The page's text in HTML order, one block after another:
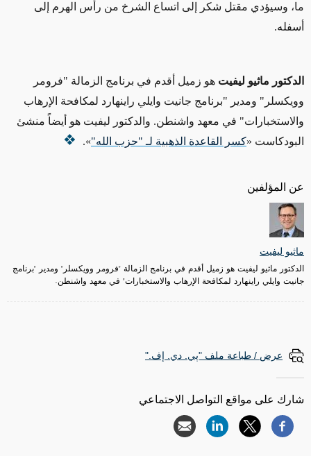
عن المؤلفين
ماثيو ليفيت
الدكتور ماثيو ليفيت هو زميل أقدم في برنامج الزمالة "فرومر وويكسلر" ومدير "برنامج
جانيت وايلي راينهارد لمكافحة الإرهاب والاستخبارات" في معهد واشنطن.
ما، وسيؤدي مقتل شكر إلى اتساع الشرخ من رأس الهرم إلى
أسفله.
الدكتور ماثيو ليفيت هو زميل أقدم في برنامج الزمالة "فرومر
وويكسلر" ومدير "برنامج جانيت وايلي راينهارد لمكافحة الإرهاب
والاستخبارات" في معهد واشنطن. والدكتور ليفيت هو أيضاً منشئ
البودكاست «كسر القاعدة الذهبية لـ "حزب الله"».
عرض / طباعة ملف "پي. دي. إف."
شارك على مواقع التواصل الاجتماعي